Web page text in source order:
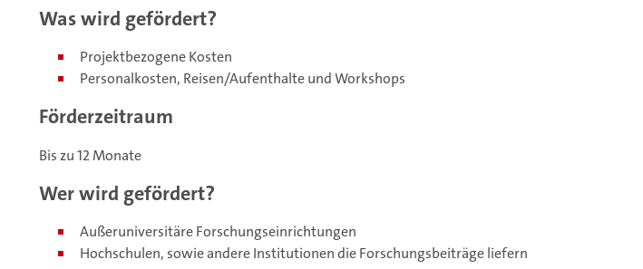
Was wird gefördert?
Projektbezogene Kosten
Personalkosten, Reisen/Aufenthalte und Workshops
Förderzeitraum
Bis zu 12 Monate
Wer wird gefördert?
Außeruniversitäre Forschungseinrichtungen
Hochschulen, sowie andere Institutionen die Forschungsbeiträge liefern